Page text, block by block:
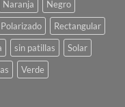
Naranja
Negro
Polarizado
Rectangular
sin patillas
Solar
Verde